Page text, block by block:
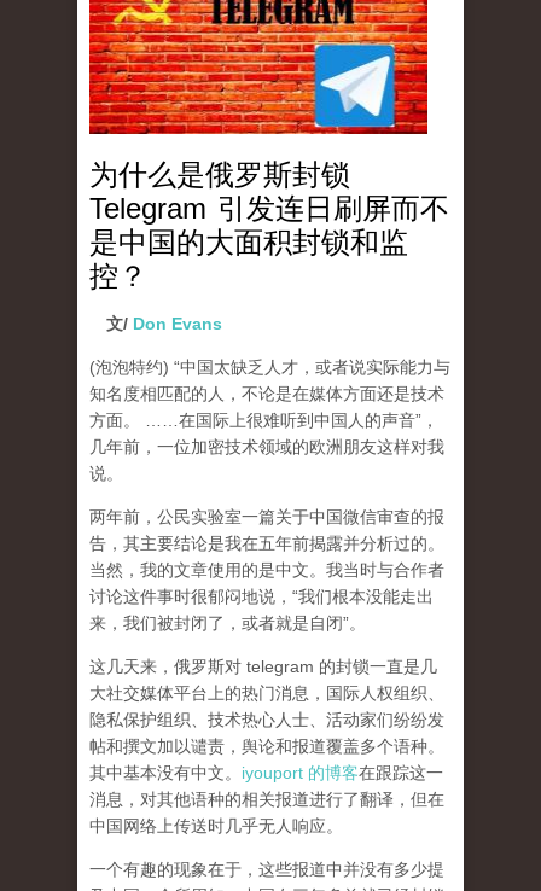
为什么是俄罗斯封锁
Telegram 引发连日刷屏而不
是中国的大面积封锁和监
控？
文/ Don Evans
(泡泡特约) “中国太缺乏人才，或者说实际能力与
知名度相匹配的人，不论是在媒体方面还是技术
方面。 ……在国际上很难听到中国人的声音”，
几年前，一位加密技术领域的欧洲朋友这样对我
说。
两年前，公民实验室一篇关于中国微信审查的报
告，其主要结论是我在五年前揭露并分析过的。
当然，我的文章使用的是中文。我当时与合作者
讨论这件事时很郁闷地说，“我们根本没能走出
来，我们被封闭了，或者就是自闭”。
这几天来，俄罗斯对 telegram 的封锁一直是几
大社交媒体平台上的热门消息，国际人权组织、
隐私保护组织、技术热心人士、活动家们纷纷发
帖和撰文加以谴责，舆论和报道覆盖多个语种。
其中基本没有中文。 iyouport 的博客在跟踪这一
消息，对其他语种的相关报道进行了翻译，但在
中国网络上传送时几乎无人响应。
一个有趣的现象在于，这些报道中并没有多少提